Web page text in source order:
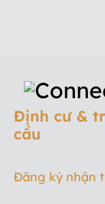
Định cư &
cầu
Đăng ký nhận